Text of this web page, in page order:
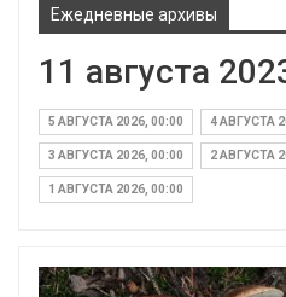
Ежедневные архивы
11 августа
5 АВГУСТА 2026, 00:00 4 АВГУСТА
3 АВГУСТА 2026, 00:00 2 АВГУСТА
1 АВГУСТА 2026, 00:00